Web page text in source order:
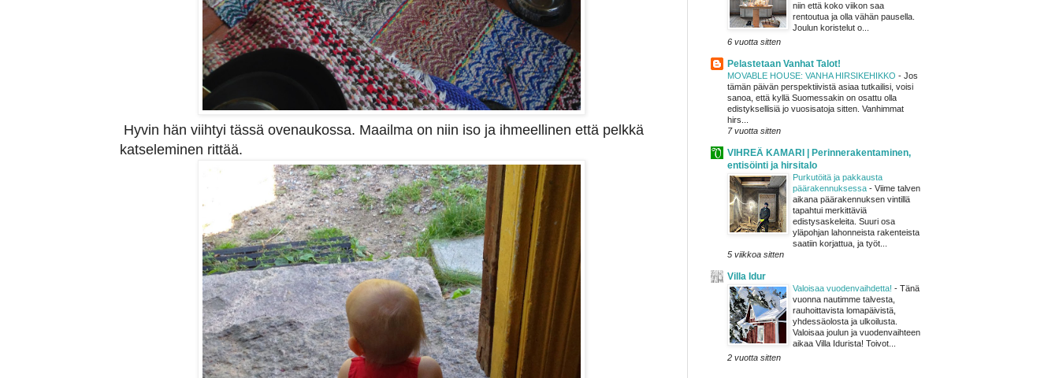
Hyvin hän viihtyi tässä ovenaukossa. Maailma on niin iso ja ihmeellinen että pelkkä
katseleminen rittää.
niin että koko viikon saa
rentoutua ja olla vähän pausella.
Joulun koristelut o...
6 vuotta sitten
Pelastetaan Vanhat Talot!
MOVABLE HOUSE: VANHA HIRSIKEHIKKO - Jos
tämän päivän perspektiivistä asiaa tutkailisi, voisi
sanoa, että kyllä Suomessakin on osattu olla
edistyksellisiä jo vuosisatoja sitten. Vanhimmat
hirs...
7 vuotta sitten
VIHREÄ KAMARI | Perinnerakentaminen,
entisöinti ja hirsitalo
Purkutöitä ja pakkausta
päärakennuksessa - Viime talven
aikana päärakennuksen vintillä
tapahtui merkittäviä
edistysaskeleita. Suuri osa
yläpohjan lahonneista rakenteista
saatiin korjattua, ja työt...
5 viikkoa sitten
Villa Idur
Valoisaa vuodenvaihdetta! - Tänä
vuonna nautimme talvesta,
rauhoittavista lomapäivistä,
yhdessäolosta ja ulkoilusta.
Valoisaa joulun ja vuodenvaihteen
aikaa Villa Idurista! Toivot...
2 vuotta sitten